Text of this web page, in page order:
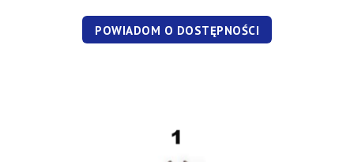
POWIADOM O DOSTĘPNOŚCI